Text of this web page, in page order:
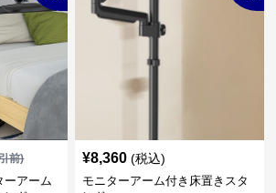
前)
ーアーム
¥8,360 (税込)
モニターアーム付き床置きスタ